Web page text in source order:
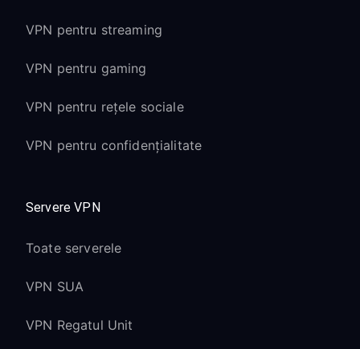
VPN pentru streaming
VPN pentru gaming
VPN pentru rețele sociale
VPN pentru confidențialitate
Servere VPN
Toate serverele
VPN SUA
VPN Regatul Unit